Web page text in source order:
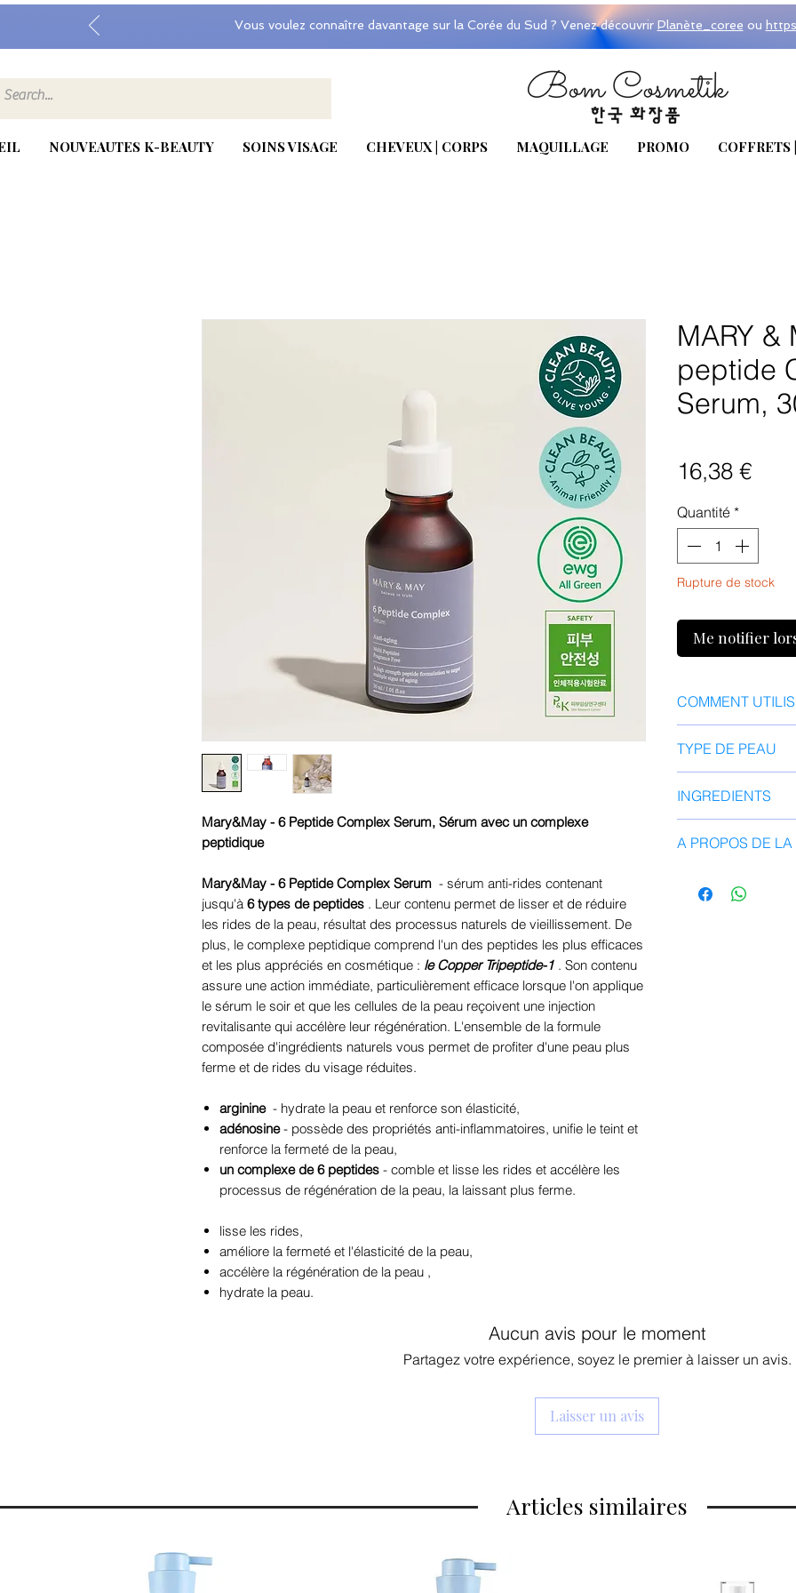
Vous voulez connaître davantage sur la Corée du Sud ? Venez découvrir Planète_coree ou
NOUVEAUTES K-BEAUTY SOINS VISAGE CHEVEUX | CORPS MAQUILLAGE PROMO COFFRETS
Mary&May - 6 Peptide Complex Serum, Sérum avec un complexe
peptidique
Mary&May - 6 Peptide Complex Serum - sérum anti-rides contenant
jusqu'à 6 types de peptides . Leur contenu permet de lisser et de réduire
les rides de la peau, résultat des processus naturels de vieillissement. De
plus, le complexe peptidique comprend l'un des peptides les plus efficaces
et les plus appréciés en cosmétique : le Copper Tripeptide-1 . Son contenu
assure une action immédiate, particulièrement efficace lorsque l'on applique
le sérum le soir et que les cellules de la peau reçoivent une injection
revitalisante qui accélère leur régénération. L'ensemble de la formule
composée d'ingrédients naturels vous permet de profiter d'une peau plus
ferme et de rides du visage réduites.
arginine - hydrate la peau et renforce son élasticité,
adénosine- possède des propriétés anti-inflammatoires, unifie le teint et
renforce la fermeté de la peau,
un complexe de 6 peptides - comble et lisse les rides et accélère les
processus de régénération de la peau, la laissant plus ferme.
lisse les rides,
améliore la fermeté et l'élasticité de la peau,
accélère la régénération de la peau ,
hydrate la peau.
MARY &
peptide
Serum,
16,38 €Prix
Quantité *
Rupture de stock
Me notifier
COMMENT
compte-gouttes.
Massez
texture de la peau.
Réappliquez sur
TYPE DE PEAU
vieilllissement
rides présentes
INGREDIENTS
glycol, glycérine,
adénosine,
A PROPOS DE
vers la vraie
Aucun avis pour le moment
Partagez votre expérience, soyez le premier à laisser un avis.
Laisser un avis
Articles similaires